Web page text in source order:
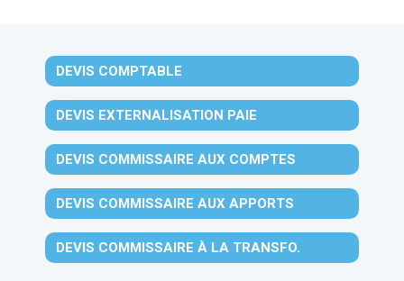
DEVIS COMPTABLE
DEVIS EXTERNALISATION PAIE
DEVIS COMMISSAIRE AUX COMPTES
DEVIS COMMISSAIRE AUX APPORTS
DEVIS COMMISSAIRE À LA TRANSFO.